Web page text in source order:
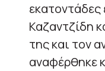
Καζαντζίδη
της και τον
αναφέρθηκε